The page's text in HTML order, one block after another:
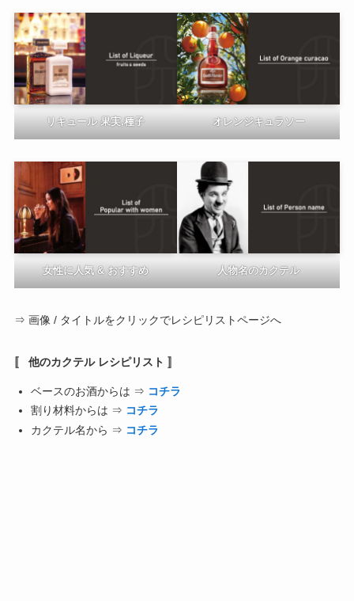
リキュール 果実,種子 オレンジキュラソー
女性に人気 & おすすめ 人物名のカクテル
⇒ 画像 / タイトルをクリックでレシピリストページへ
〚 他のカクテル レシピリスト 〛
ベースのお酒からは ⇒ コチラ
割り材料からは ⇒ コチラ
カクテル名から ⇒ コチラ